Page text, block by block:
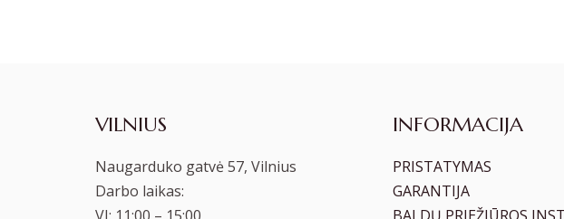
VILNIUS
Naugarduko gatvė 57, Vilnius
Darbo laikas:
INFORMACIJA
PRISTATYMAS
GARANTIJA